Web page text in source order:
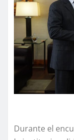
Durante el